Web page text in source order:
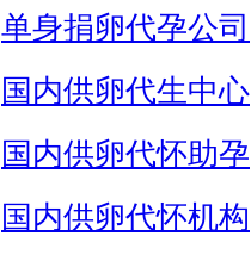
单身捐卵代孕公司
国内供卵代生中心
国内供卵代怀助孕
国内供卵代怀机构